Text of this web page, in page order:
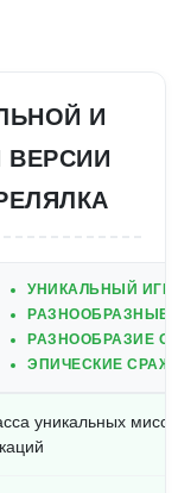
И
УНИКАЛЬНЫЙ
РАЗНООБРАЗНЫЕ
РАЗНООБРАЗИЕ
ЭПИЧЕСКИЕ
уникальных